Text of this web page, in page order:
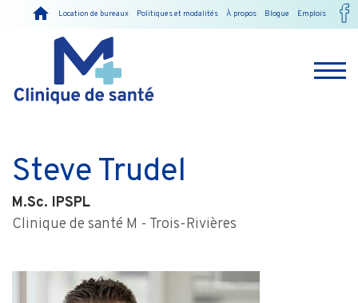
Location de bureaux Politiques et modalités À propos Blogue Emplois
Steve Trudel
M.Sc. IPSPL
Clinique de santé M - Trois-Rivières